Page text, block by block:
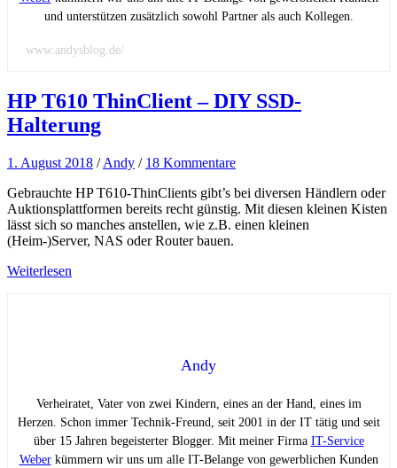
und unterstützen zusätzlich sowohl Partner als auch Kollegen.
www.andysblog.de/
HP T610 ThinClient – DIY SSD-
Halterung
1. August 2018 /Andy / 18 Kommentare
Gebrauchte HP T610-ThinClients gibt’s bei diversen Händlern oder
Auktionsplattformen bereits recht günstig. Mit diesen kleinen Kisten
lässt sich so manches anstellen, wie z.B. einen kleinen
(Heim-)Server, NAS oder Router bauen.
Weiterlesen
Andy
Verheiratet, Vater von zwei Kindern, eines an der Hand, eines im
Herzen. Schon immer Technik-Freund, seit 2001 in der IT tätig und seit
über 15 Jahren begeisterter Blogger. Mit meiner Firma IT-Service
Weberkümmern wir uns um alle IT-Belange von gewerblichen Kunden